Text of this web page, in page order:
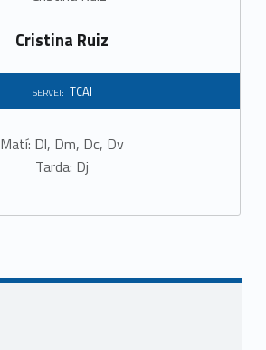
Cristina Ruiz
SERVEI: TCAI
Matí: Dl, Dm, Dc, Dv
Tarda: Dj